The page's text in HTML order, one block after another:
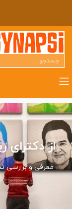
از دکترای ریاضیات
معرفی و بررسی